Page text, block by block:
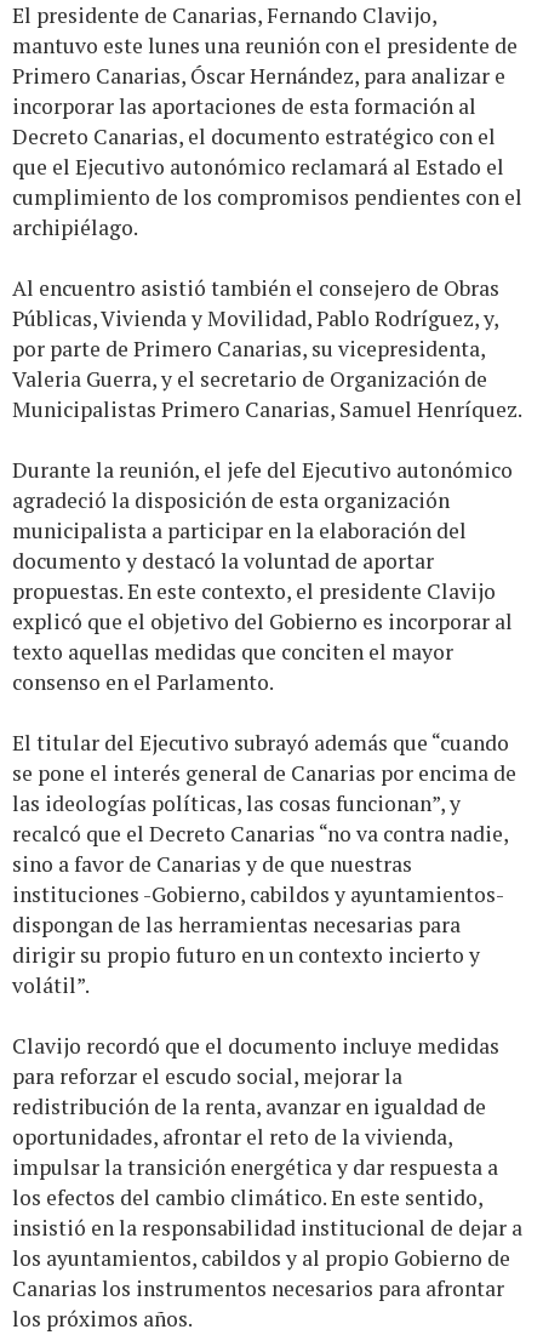
El presidente de Canarias, Fernando Clavijo,
mantuvo este lunes una reunión con el presidente de
Primero Canarias, Óscar Hernández, para analizar e
incorporar las aportaciones de esta formación al
Decreto Canarias, el documento estratégico con el
que el Ejecutivo autonómico reclamará al Estado el
cumplimiento de los compromisos pendientes con el
archipiélago.
Al encuentro asistió también el consejero de Obras
Públicas, Vivienda y Movilidad, Pablo Rodríguez, y,
por parte de Primero Canarias, su vicepresidenta,
Valeria Guerra, y el secretario de Organización de
Municipalistas Primero Canarias, Samuel Henríquez.
Durante la reunión, el jefe del Ejecutivo autonómico
agradeció la disposición de esta organización
municipalista a participar en la elaboración del
documento y destacó la voluntad de aportar
propuestas. En este contexto, el presidente Clavijo
explicó que el objetivo del Gobierno es incorporar al
texto aquellas medidas que conciten el mayor
consenso en el Parlamento.
El titular del Ejecutivo subrayó además que “cuando
se pone el interés general de Canarias por encima de
las ideologías políticas, las cosas funcionan”, y
recalcó que el Decreto Canarias “no va contra nadie,
sino a favor de Canarias y de que nuestras
instituciones -Gobierno, cabildos y ayuntamientos-
dispongan de las herramientas necesarias para
dirigir su propio futuro en un contexto incierto y
volátil”.
Clavijo recordó que el documento incluye medidas
para reforzar el escudo social, mejorar la
redistribución de la renta, avanzar en igualdad de
oportunidades, afrontar el reto de la vivienda,
impulsar la transición energética y dar respuesta a
los efectos del cambio climático. En este sentido,
insistió en la responsabilidad institucional de dejar a
los ayuntamientos, cabildos y al propio Gobierno de
Canarias los instrumentos necesarios para afrontar
los próximos años.